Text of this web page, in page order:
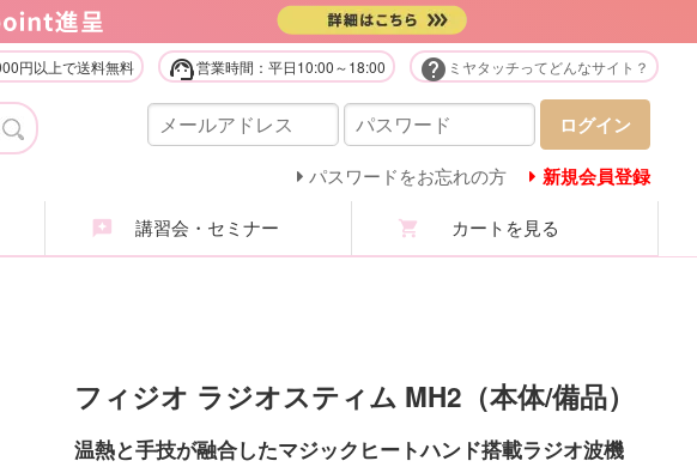
円以上で送料無料 support_agent営業時間：平日10:00～18:00 help ミヤタッチってどんなサイト？
ログイン
パスワードをお忘れの方 新規会員登録
店販用品・化粧品
家庭用美容機器・美顔器・家電
エステユニフォーム
講習会・セミナー カートを見る
フィジオ ラジオスティム MH2（本体/備品）
温熱と手技が融合したマジックヒートハンド搭載ラジオ波機